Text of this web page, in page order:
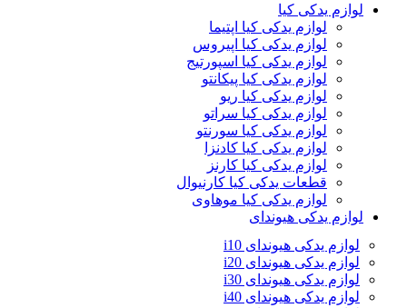
لوازم یدکی کیا
لوازم یدکی کیا اپتیما
لوازم یدکی کیا اپیروس
لوازم یدکی کیا اسپورتیج
لوازم یدکی کیا پیکانتو
لوازم یدکی کیا ریو
لوازم یدکی کیا سراتو
لوازم یدکی کیا سورنتو
لوازم یدکی کیا کادنزا
لوازم یدکی کیا کارنز
قطعات یدکی کیا کارنیوال
لوازم یدکی کیا موهاوی
لوازم یدکی هیوندای
لوازم یدکی هیوندای i10
لوازم یدکی هیوندای i20
لوازم یدکی هیوندای i30
لوازم یدکی هیوندای i40